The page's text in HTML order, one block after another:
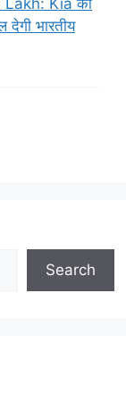
Kia की
देगी भारतीय
Search